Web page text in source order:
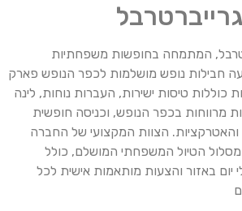
המתמחה בחופשות משפחתיות
חבילות נופש מושלמות לכפר הנופש פארק
כוללות טיסות ישירות, העברות נוחות, לינה
מרווחות בכפר הנופש, וכניסה חופשית
והאטרקציות. הצוות המקצועי של החברה
מסלול הטיול המשפחתי המושלם, כולל
יום באזור והצעות מותאמות אישית לכל